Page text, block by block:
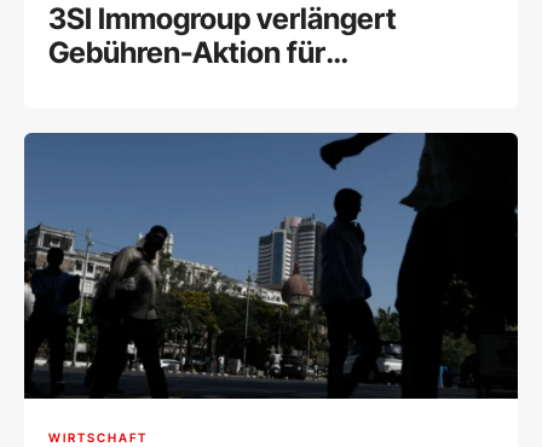
3SI Immogroup verlängert
Gebühren-Aktion für
WIRTSCHAFT